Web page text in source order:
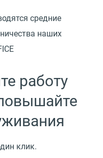
средние
наших
работу
клик.